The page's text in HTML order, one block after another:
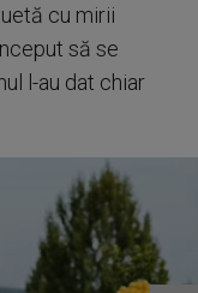
cu mirii
să se
l-au dat chiar